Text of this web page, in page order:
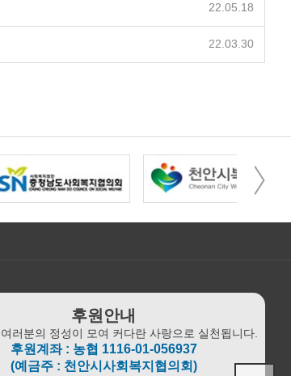
22.05.18
22.03.30
후원안내
러분의 정성이 모여 커다란 사랑으로 실천됩니다.
후원계좌 : 농협 1116-01-056937
(예금주 : 천안시사회복지협의회)